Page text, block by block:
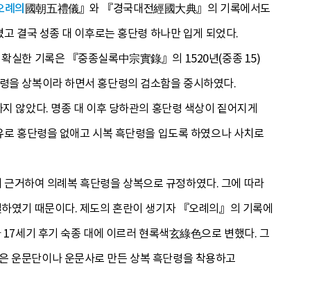
례의國朝五禮儀』와 『경국대전經國大典』의 기록에서도
결국 성종 대 이후로는 홍단령 하나만 입게 되었다.
실한 기록은 『중종실록中宗實錄』의 1520년(중종 15)
을 상복이라 하면서 홍단령의 검소함을 중시하였다.
않았다. 명종 대 이후 당하관의 홍단령 색상이 짙어지게
홍단령을 없애고 시복 흑단령을 입도록 하였으나 사치로
거하여 의례복 흑단령을 상복으로 규정하였다. 그에 따라
였기 때문이다. 제도의 혼란이 생기자 『오례의』의 기록에
세기 후기 숙종 대에 이르러 현록색玄綠色으로 변했다. 그
운문단이나 운문사로 만든 상복 흑단령을 착용하고